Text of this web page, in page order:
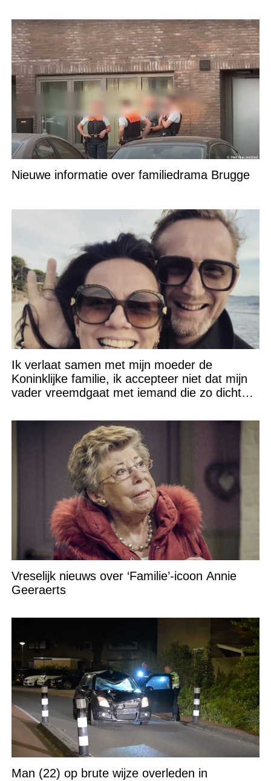
Nieuwe informatie over familiedrama Brugge
Ik verlaat samen met mijn moeder de
Koninklijke familie, ik accepteer niet dat mijn
vader vreemdgaat met iemand die zo dichtbij
Vreselijk nieuws over ‘Familie’-icoon Annie
Geeraerts
Man (22) op brute wijze overleden in